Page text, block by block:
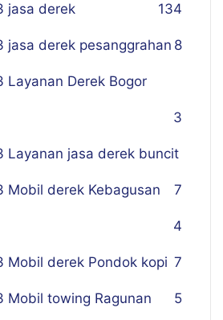
jasa derek 134
jasa derek pesanggrahan 8
Layanan Derek Bogor
3
Layanan jasa derek buncit
7
Mobil derek Kebagusan
4
Mobil derek Pondok kopi 7
Mobil towing Ragunan 5